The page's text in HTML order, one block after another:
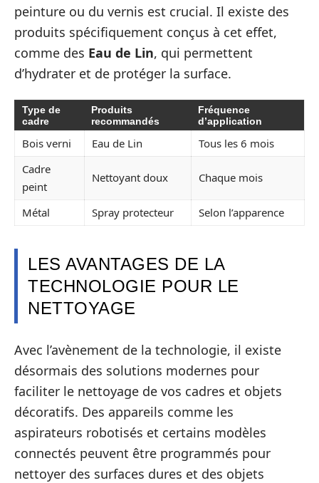
peinture ou du vernis est crucial. Il existe des
produits spécifiquement conçus à cet effet,
comme des Eau de Lin, qui permettent
d’hydrater et de protéger la surface.
Type de
cadre
Produits
recommandés
Fréquence
d’application
Bois verni Eau de Lin
Tous les 6 mois
Cadre
peint
Nettoyant doux Chaque mois
Métal Spray protecteur Selon l’apparence
LES AVANTAGES DE LA
TECHNOLOGIE POUR LE
NETTOYAGE
Avec l’avènement de la technologie, il existe
désormais des solutions modernes pour
faciliter le nettoyage de vos cadres et objets
décoratifs. Des appareils comme les
aspirateurs robotisés et certains modèles
connectés peuvent être programmés pour
nettoyer des surfaces dures et des objets